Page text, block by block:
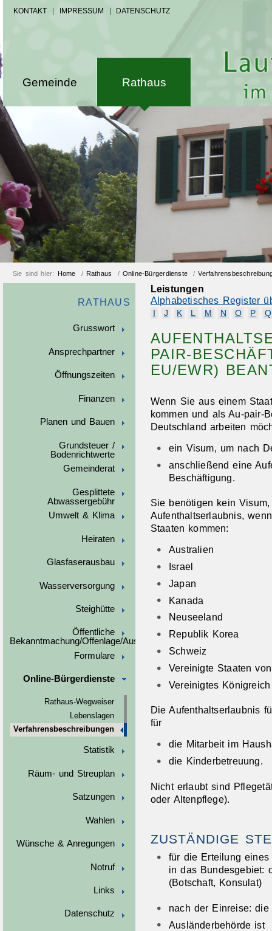
KONTAKT IMPRESSUM DATENSCHUTZ
Gemeinde Rathaus
Sie sind hier: Home / Rathaus / Online-Bürgerdienste /
RATHAUS
Grusswort
Ansprechpartner
Öffnungszeiten
Finanzen
Planen und Bauen
Grundsteuer /
Bodenrichtwerte
Gemeinderat
Gesplittete
Abwassergebühr
Umwelt & Klima
Heiraten
Glasfaserausbau
Wasserversorgung
Steighütte
Öffentliche
Bekanntmachung/Offenlage/Ausschreibungen
Formulare
Online-Bürgerdienste
Rathaus-Wegweiser
Lebenslagen
Verfahrensbeschreibungen
Statistik
Räum- und Streuplan
Satzungen
Wahlen
Wünsche & Anregungen
Notruf
Links
Datenschutz
Leistungen
Alphabetisches Register
J K L M N O P Q
PAIR-
EU/EWR)
Wenn Sie aus einem
kommen und als Au-pair-
Deutschland arbeiten
ein Visum, um nach
anschließend eine
Beschäftigung.
Sie benötigen kein
Aufenthaltserlaubnis,
Staaten kommen:
Australien
Israel
Japan
Kanada
Neuseeland
Republik Korea
Schweiz
Vereinigte Staaten
Vereinigtes
Die Aufenthaltserlaubnis
für
die Mitarbeit im
die Kinderbetreuung.
Nicht erlaubt sind
oder Altenpflege).
ZUSTÄNDIGE
für die Erteilung
in das Bundesgebiet:
(Botschaft, Konsulat)
nach der Einreise: die
Ausländerbehörde ist